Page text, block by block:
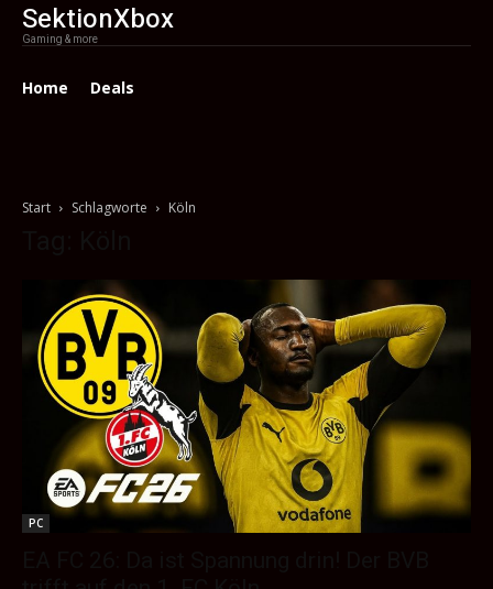
SektionXbox
Gaming & more
Home Deals
Start Schlagworte Köln
PC